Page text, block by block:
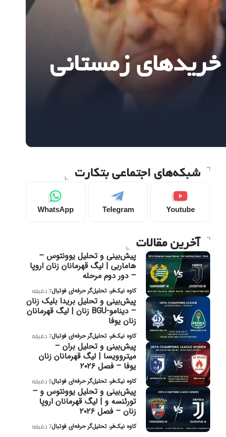
خریدهای زمستانی
شبکه‌های اجتماعی بتکارت
Youtube
Telegram
WhatsApp
آخرین مقالات
پیش‌بینی و تحلیل یوونتوس –
هاماربی | لیگ قهرمانان زنان اروپا
– دور دوم مرحله
کاوه نیک‌فر، تحلیل‌گر حرفه‌ای فوتبال7 دقیقه
پیش‌بینی و تحلیل بریدا بلیک زنان
– دینامو-BGU زنان | لیگ قهرمانان
زنان یوفا
کاوه نیک‌فر، تحلیل‌گر حرفه‌ای فوتبال7 دقیقه
پیش‌بینی و تحلیل بران –
میتروویسا | لیگ قهرمانان زنان
یوفا – فصل ۲۰۲۶
کاوه نیک‌فر، تحلیل‌گر حرفه‌ای فوتبال8 دقیقه
پیش‌بینی و تحلیل یوونتوس و –
تورئنسه و | لیگ قهرمانان اروپا
زنان – فصل ۲۰۲۶
کاوه نیک‌فر، تحلیل‌گر حرفه‌ای فوتبال7 دقیقه